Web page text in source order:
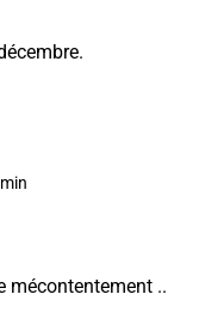
mécontentement ..